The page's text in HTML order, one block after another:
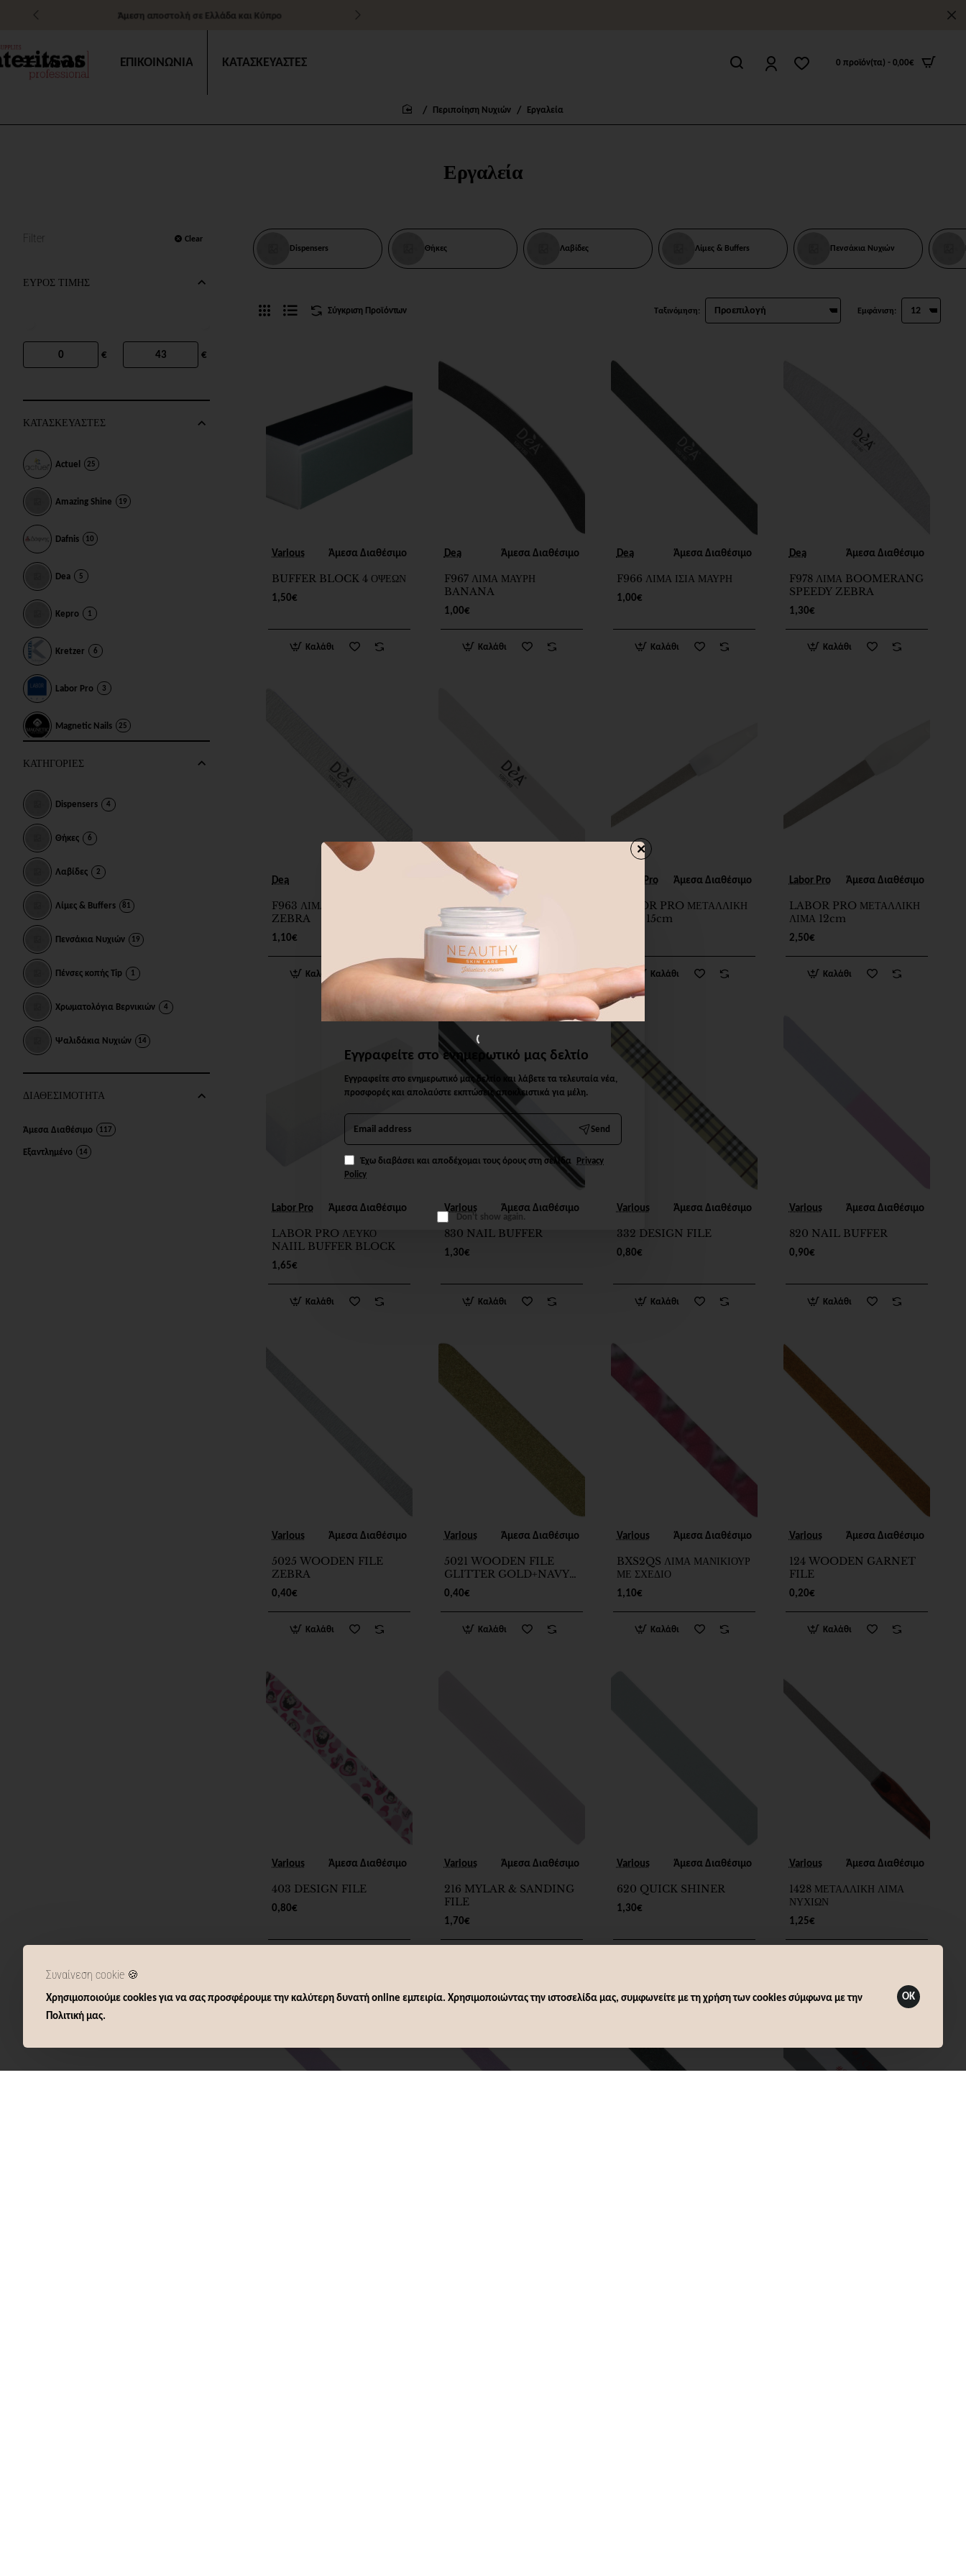
Εγγραφείτε στο ενημερωτικό μας δελτίο
Εγγραφείτε στο ενημερωτικό μας δελτίο και λάβετε τα τελευταία νέα,
προσφορές και απολαύστε εκπτώσεις αποκλειστικά για μέλη.
Email
address
Send
Έχω διαβάσει και αποδέχομαι τους όρους στη σελίδα Privacy
Policy
Don't show again.
Συναίνεση cookie 🍪
Χρησιμοποιούμε cookies για να σας προσφέρουμε την καλύτερη δυνατή online εμπειρία. Χρησιμοποιώντας την ιστοσελίδα μας, συμφωνείτε με τη χρήση των cookies σύμφωνα με την
Πολιτική μας.
OK
Άμεση αποστολή σε Ελλάδα και Κύπρο
Μενού ΕΠΙΚΟΙΝΩΝΙΑ ΚΑΤΑΣΚΕΥΑΣΤΕΣ 0 προϊόν(τα) - 0,00€
Εργαλεία
Περιποίηση Νυχιών Εργαλεία
Filter Clear
ΕΥΡΟΣ ΤΙΜΗΣ
€ €
ΚΑΤΑΣΚΕΥΑΣΤΕΣ
Actuel 25
Amazing Shine 19
Dafnis 10
Dea 5
Kepro 1
Kretzer 6
Labor Pro 3
Magnetic Nails 25
Premax
Sibel 3
Various 32
ΚΑΤΗΓΟΡΙΕΣ
Dispensers 4
Θήκες 6
Λαβίδες 2
Λίμες & Buffers 81
Πενσάκια Νυχιών 19
Πένσες κοπής Tip 1
Χρωματολόγια Βερνικιών 4
Ψαλιδάκια Νυχιών 14
ΔΙΑΘΕΣΙΜΟΤΗΤΑ
Άμεσα Διαθέσιμο 117
Εξαντλημένο 14
Dispensers Θήκες Λαβίδες Λίμες & Buffers Πενσάκια Νυχιών
Σύγκριση Προϊόντων Ταξινόμηση: Εμφάνιση:
Various
Άμεσα Διαθέσιμο
BUFFER BLOCK 4 ΟΨΕΩΝ
1,50€
Καλάθι
Dea
Άμεσα Διαθέσιμο
F967 ΛΙΜΑ ΜΑΥΡΗ
BANANA
1,00€
Καλάθι
Dea
Άμεσα Διαθέσιμο
F966 ΛΙΜΑ ΙΣΙΑ ΜΑΥΡΗ
1,00€
Καλάθι
Dea
Άμεσα Διαθέσιμο
F978 ΛΙΜΑ BOOMERANG
SPEEDY ZEBRA
1,30€
Καλάθι
Dea
F963 ΛΙΜΑ DEA SPEEDY
ZEBRA
1,10€
Καλάθι
Άμεσα Διαθέσιμο
F829 ΛΙΜΑ SPEEDY
ΑΣΠΡΗ
1,00€
Καλάθι
Labor Pro
Άμεσα Διαθέσιμο
LABOR PRO ΜΕΤΑΛΛΙΚΗ
ΛΙΜΑ 15cm
Καλάθι
Labor Pro
Άμεσα Διαθέσιμο
LABOR PRO ΜΕΤΑΛΛΙΚΗ
ΛΙΜΑ 12cm
2,50€
Καλάθι
Labor Pro
Άμεσα Διαθέσιμο
LABOR PRO ΛΕΥΚΟ
NAIIL BUFFER BLOCK
1,65€
Καλάθι
Various
Άμεσα Διαθέσιμο
830 NAIL BUFFER
1,30€
Καλάθι
Various
Άμεσα Διαθέσιμο
332 DESIGN FILE
0,80€
Καλάθι
Various
Άμεσα Διαθέσιμο
820 NAIL BUFFER
0,90€
Καλάθι
Various
Άμεσα Διαθέσιμο
5025 WOODEN FILE
ZEBRA
0,40€
Καλάθι
Various
Άμεσα Διαθέσιμο
5021 WOODEN FILE
GLITTER GOLD+NAVY
BLUE
0,40€
Καλάθι
Various
Άμεσα Διαθέσιμο
BXS2QS ΛΙΜΑ ΜΑΝΙΚΙΟΥΡ
ΜΕ ΣΧΕΔΙΟ
1,10€
Καλάθι
Various
Άμεσα Διαθέσιμο
124 WOODEN GARNET
FILE
0,20€
Καλάθι
Various
Άμεσα Διαθέσιμο
403 DESIGN FILE
0,80€
Various
Άμεσα Διαθέσιμο
216 MYLAR & SANDING
FILE
1,70€
Various
Άμεσα Διαθέσιμο
620 QUICK SHINER
1,30€
Various
Άμεσα Διαθέσιμο
1428 ΜΕΤΑΛΛΙΚΗ ΛΙΜΑ
ΝΥΧΙΩΝ
1,25€